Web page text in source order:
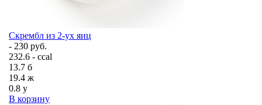
Скрембл из 2-ух яиц
- 230 руб.
232.6 - ccal
13.7 б
19.4 ж
0.8 у
В корзину